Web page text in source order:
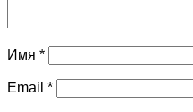
Имя *
Email *